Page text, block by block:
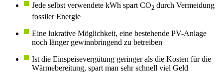
Jede selbst verwendete kWh spart CO2 durch Vermeidung
fossiler Energie
Eine lukrative Möglichkeit, eine bestehende PV-Anlage
noch länger gewinnbringend zu betreiben
Ist die Einspeisevergütung geringer als die Kosten für die
Wärmebereitung, spart man sehr schnell viel Geld